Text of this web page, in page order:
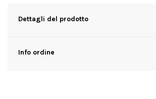
Dettagli del prodotto
Info ordine